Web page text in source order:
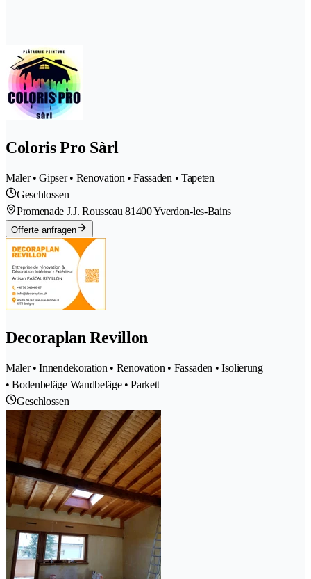
Coloris Pro Sàrl
Maler • Gipser • Renovation • Fassaden • Tapeten
Geschlossen
Promenade J.J. Rousseau 81400 Yverdon-les-Bains
Offerte anfragen
Decoraplan Revillon
Maler • Innendekoration • Renovation • Fassaden • Isolierung
• Bodenbeläge Wandbeläge • Parkett
Geschlossen